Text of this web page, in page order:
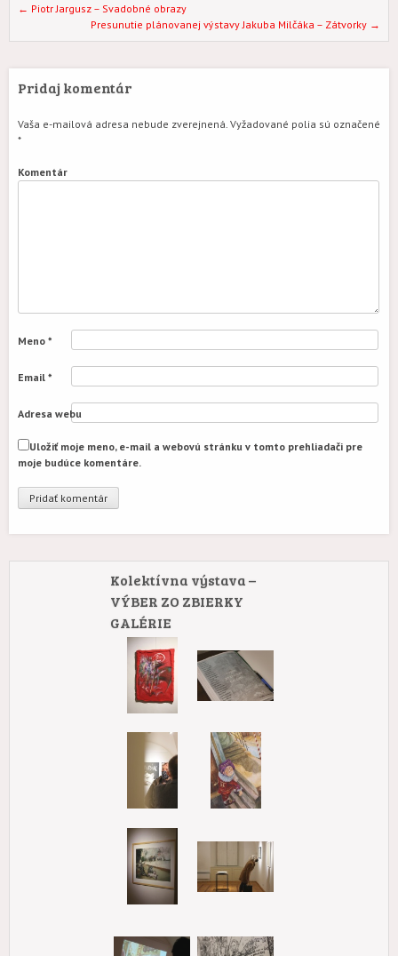
Post navigation
← Piotr Jargusz – Svadobné obrazy
Presunutie plánovanej výstavy Jakuba Milčáka – Zátvorky →
Pridaj komentár
Vaša e-mailová adresa nebude zverejnená. Vyžadované polia sú označené
*
Komentár
Meno *
Email *
Adresa webu
Uložiť moje meno, e-mail a webovú stránku v tomto prehliadači pre
moje budúce komentáre.
Kolektívna výstava –
VÝBER ZO ZBIERKY
GALÉRIE